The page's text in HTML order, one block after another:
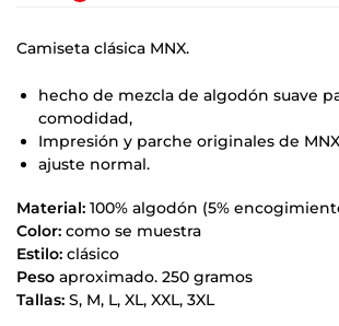
Camiseta clásica MNX.
hecho de mezcla de algodón suave
comodidad,
Impresión y parche originales de
ajuste normal.
Material: 100% algodón (5%
Color: como se muestra
Estilo: clásico
Peso aproximado. 250 gramos
Tallas: S, M, L, XL, XXL, 3XL